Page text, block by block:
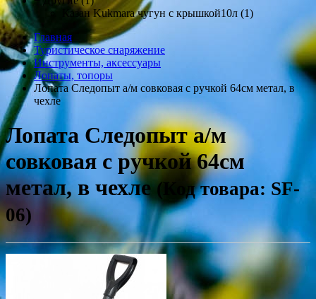
Казан Kukmara чугун с крышкой10л (1)
Главная
Туристическое снаряжение
Инструменты, аксессуары
Лопаты, топоры
Лопата Следопыт а/м совковая с ручкой 64см метал, в
чехле
Лопата Следопыт а/м
совковая с ручкой 64см
метал, в чехле (Код товара: SF-
06)